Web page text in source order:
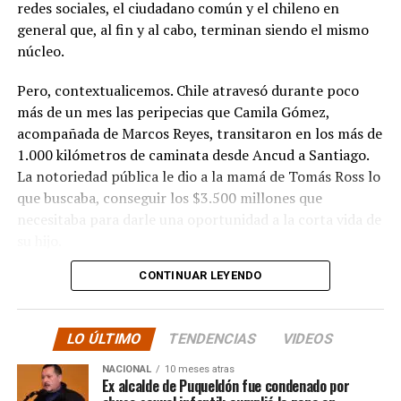
redes sociales, el ciudadano común y el chileno en
general que, al fin y al cabo, terminan siendo el mismo
núcleo.
Pero, contextualicemos. Chile atravesó durante poco
más de un mes las peripecias que Camila Gómez,
acompañada de Marcos Reyes, transitaron en los más de
1.000 kilómetros de caminata desde Ancud a Santiago.
La notoriedad pública le dio a la mamá de Tomás Ross lo
que buscaba, conseguir los $3.500 millones que
necesitaba para darle una oportunidad a la corta vida de
La solidaridad y empatía de los chilenos en cada paso
sino que se superó con creces. De hecho, el último
cómputo dado a conocer reveló la suma total de
$3.689.545.200.
CONTINUAR LEYENDO
LO ÚLTIMO TENDENCIAS VIDEOS
NACIONAL 10 meses atras
Ex alcalde de Puqueldón fue condenado por